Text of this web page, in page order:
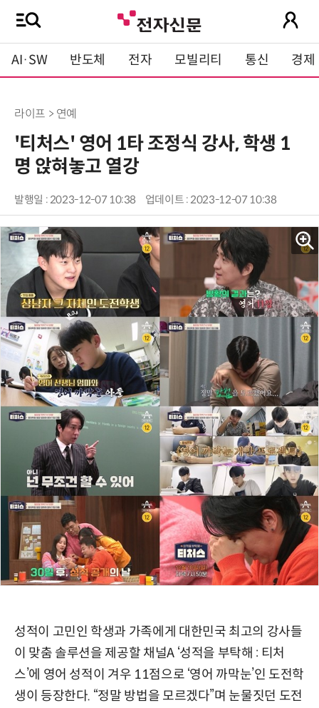
AI·SW 반도체 전자 모빌리티 통신 경제
라이프 > 연예
'티처스' 영어 1타 조정식 강사, 학생 1
명 앉혀놓고 열강
발행일 : 2023-12-07 10:38 업데이트 : 2023-12-07 10:38
성적이 고민인 학생과 가족에게 대한민국 최고의 강사들
이 맞춤 솔루션을 제공할 채널A ‘성적을 부탁해 : 티처
스’에 영어 성적이 겨우 11점으로 ‘영어 까막눈’인 도전학
생이 등장한다. “정말 방법을 모르겠다”며 눈물짓던 도전